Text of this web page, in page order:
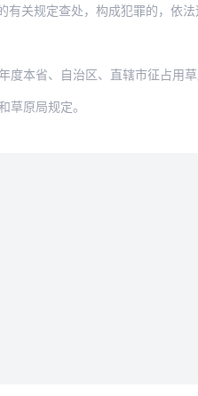
关规定查处，构成犯罪的，依法
本省、自治区、直辖市征占用
草原局规定。